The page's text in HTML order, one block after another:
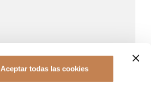
Aceptar todas las cookies